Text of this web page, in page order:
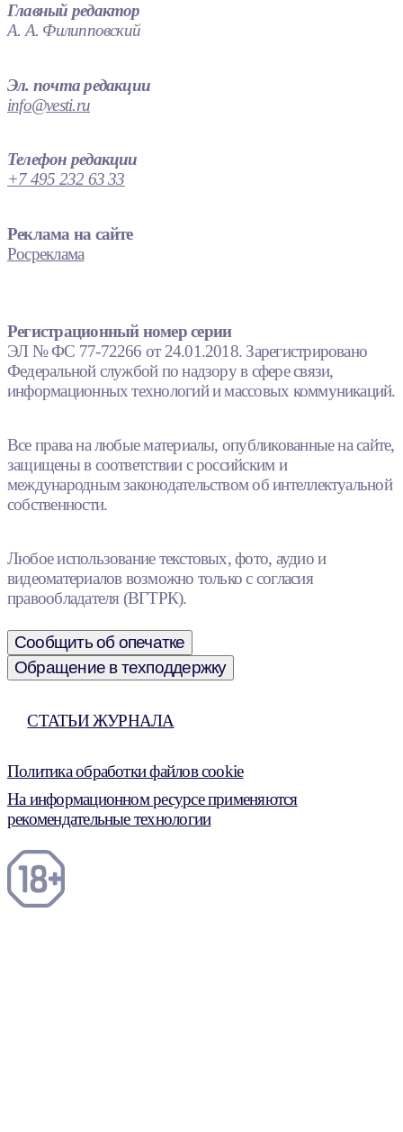
Главный редактор
А. А. Филипповский
Эл. почта редакции
info@vesti.ru
Телефон редакции
+7 495 232 63 33
Реклама на сайте
Росреклама
Регистрационный номер серии
ЭЛ № ФС 77-72266 от 24.01.2018. Зарегистрировано
Федеральной службой по надзору в сфере связи,
информационных технологий и массовых коммуникаций.
Все права на любые материалы, опубликованные на сайте,
защищены в соответствии с российским и
международным законодательством об интеллектуальной
собственности.
Любое использование текстовых, фото, аудио и
видеоматериалов возможно только с согласия
правообладателя (ВГТРК).
Сообщить об опечатке
Обращение в техподдержку
СТАТЬИ ЖУРНАЛА
Политика обработки файлов cookie
На информационном ресурсе применяются
рекомендательные технологии